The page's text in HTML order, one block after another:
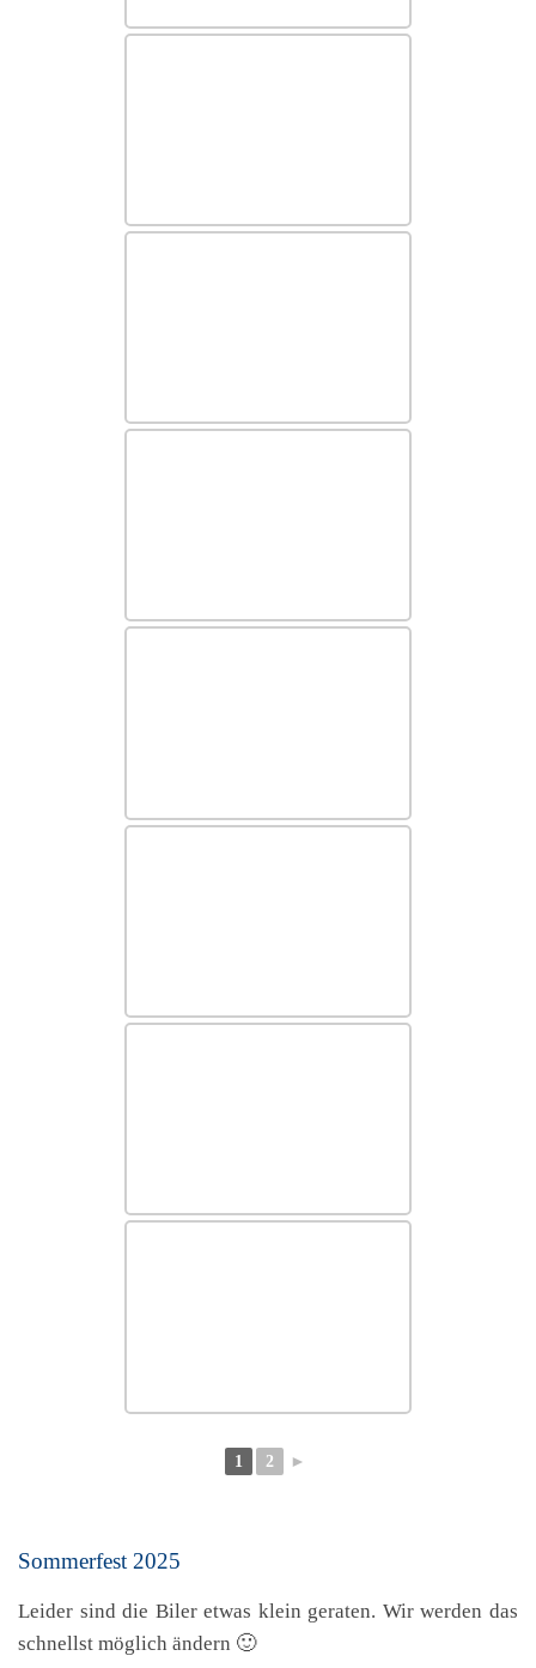
1 2 ►
Sommerfest 2025
Leider sind die Biler etwas klein geraten. Wir werden das
schnellst möglich ändern 🙂